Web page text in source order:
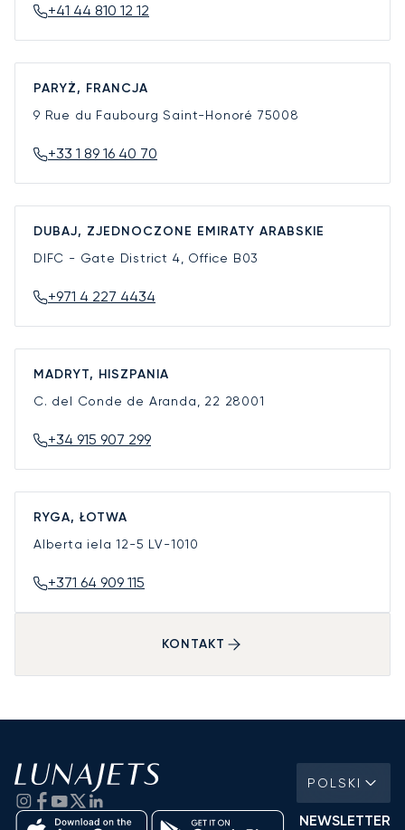
+41 44 810 12 12
PARYŻ, FRANCJA
9 Rue du Faubourg Saint-Honoré 75008
+33 1 89 16 40 70
DUBAJ, ZJEDNOCZONE EMIRATY ARABSKIE
DIFC - Gate District 4, Office B03
+971 4 227 4434
MADRYT, HISZPANIA
C. del Conde de Aranda, 22 28001
+34 915 907 299
RYGA, ŁOTWA
Alberta iela 12-5 LV-1010
+371 64 909 115
KONTAKT
POLSKI
NEWSLETTER